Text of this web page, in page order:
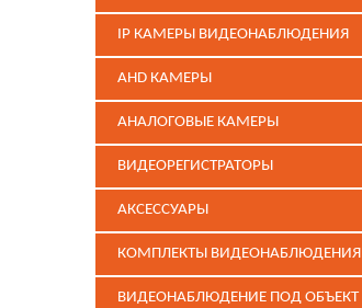
IP КАМЕРЫ ВИДЕОНАБЛЮДЕНИЯ
AHD КАМЕРЫ
АНАЛОГОВЫЕ КАМЕРЫ
ВИДЕОРЕГИСТРАТОРЫ
АКСЕССУАРЫ
КОМПЛЕКТЫ ВИДЕОНАБЛЮДЕНИЯ
ВИДЕОНАБЛЮДЕНИЕ ПОД ОБЪЕКТ